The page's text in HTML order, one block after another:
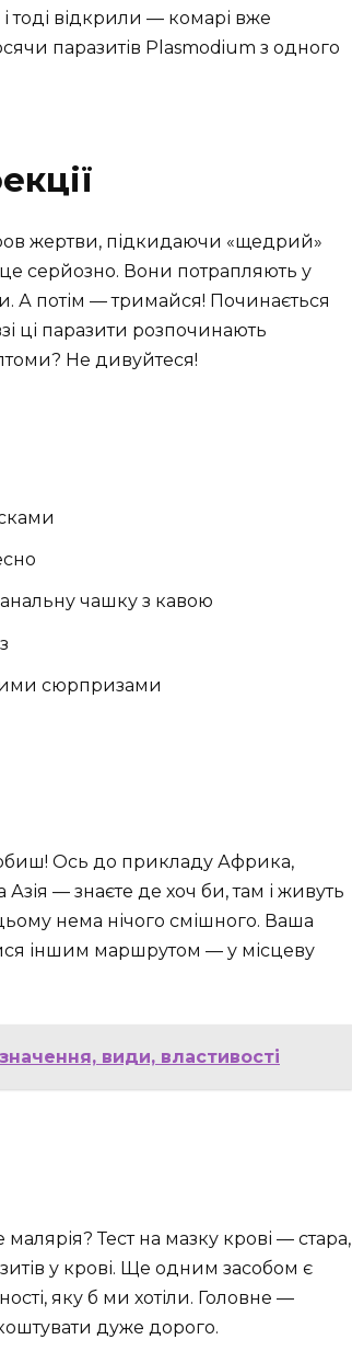
тоді відкрили — комарі вже
паразитів Plasmodium з одного
жертви, підкидаючи «щедрий»
серйозно. Вони потрапляють у
А потім — тримайся! Починається
ці паразити розпочинають
Не дивуйтеся!
чашку з кавою
сюрпризами
Ось до прикладу Африка,
— знаєте де хоч би, там і живуть
нема нічого смішного. Ваша
іншим маршрутом — у місцеву
види, властивості
Тест на мазку крові — стара,
у крові. Ще одним засобом є
яку б ми хотіли. Головне —
дуже дорого.